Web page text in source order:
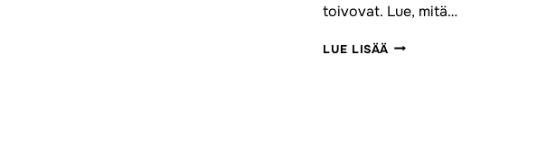
toivovat. Lue, mitä…
LUE LISÄÄ SUOMEN